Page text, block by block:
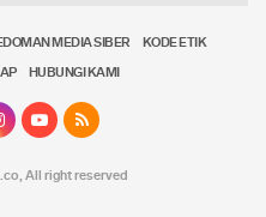
MEDIA SIBER KODE ETIK
HUBUNGI KAMI
All right reserved